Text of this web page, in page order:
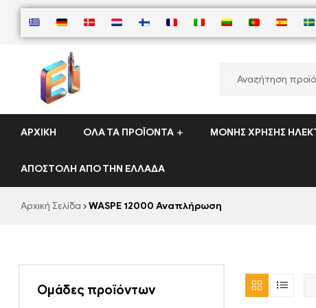
ElementVape.de
ΑΡΧΙΚΉ ΌΛΑ ΤΑ ΠΡΟΪΌΝΤΑ ΜΟΝΉΣ ΧΡΉΣΗΣ
ΑΠΟΣΤΟΛΉ ΑΠΌ ΤΗΝ ΕΛΛΆΔΑ
Αρχική Σελίδα WASPE 12000 Αναπλήρωση
Ομάδες προϊόντων